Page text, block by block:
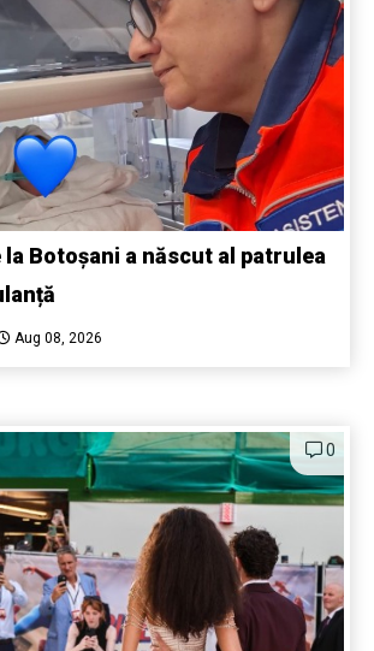
la Botoșani a născut al patrulea
Aug 08, 2026
0